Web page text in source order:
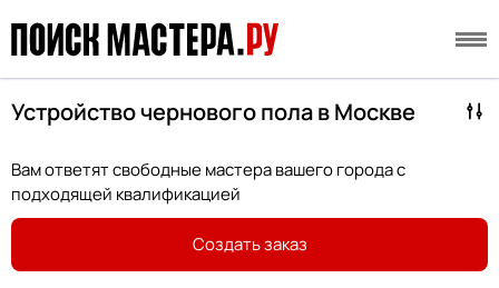
Устройство чернового пола в Москве
Вам ответят свободные мастера вашего города с
подходящей квалификацией
Создать заказ